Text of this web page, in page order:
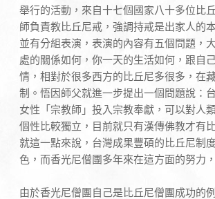
舉行的活動，來自十七個國家八十多位比
師負責教比丘尼戒，強調持戒是出家人的
並有分組表演，表演的內容有五個問題，
處的關係如何，你一天的生活如何，跟自
情，相對於很多西方的比丘尼多很多，在
制。悟因師父就進一步提出一個問題說：
女性「宗教師」投入宗教奉獻，可以對人
個性比較獨立，目前就只有漢傳佛教才有
就這一點來說，台灣成果豐碩的比丘尼制
色，而香光尼僧團多年來在這方面的努力
由於香光尼僧團自己是比丘尼僧團成功的